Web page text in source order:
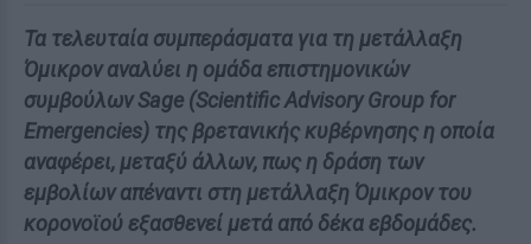
Τα τελευταία συμπεράσματα για τη μετάλλαξη
Όμικρον αναλύει η ομάδα επιστημονικών
συμβούλων Sage (Scientific Advisory Group for
Emergencies) της βρετανικής κυβέρνησης η οποία
αναφέρει, μεταξύ άλλων, πως η δράση των
εμβολίων απέναντι στη μετάλλαξη Όμικρον του
κορονοϊού εξασθενεί μετά από δέκα εβδομάδες.